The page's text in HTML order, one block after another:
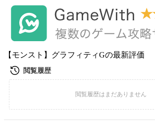
【モンスト】グラフィティGの最新評価